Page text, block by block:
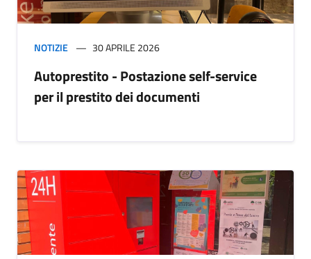
NOTIZIE 30 APRILE 2026
Autoprestito - Postazione self-service
per il prestito dei documenti